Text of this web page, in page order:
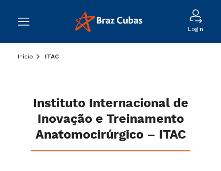
Login
Início ITAC
Instituto Internacional de
Inovação e Treinamento
Anatomocirúrgico – ITAC